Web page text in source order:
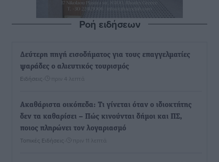
Ροή ειδήσεων
Δεύτερη πηγή εισοδήματος για τους επαγγελματίες
ψαράδες ο αλιευτικός τουρισμός
Ειδήσεις πριν 4 λεπτά
Ακαθάριστα οικόπεδα: Τι γίνεται όταν ο ιδιοκτήτης
δεν τα καθαρίσει – Πώς κινούνται δήμοι και ΠΣ,
ποιος πληρώνει τον λογαριασμό
Τοπικές Ειδήσεις πριν 11 λεπτά